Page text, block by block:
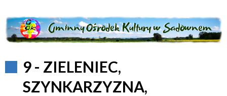
9 - ZIELENIEC,
SZYNKARZYZNA,